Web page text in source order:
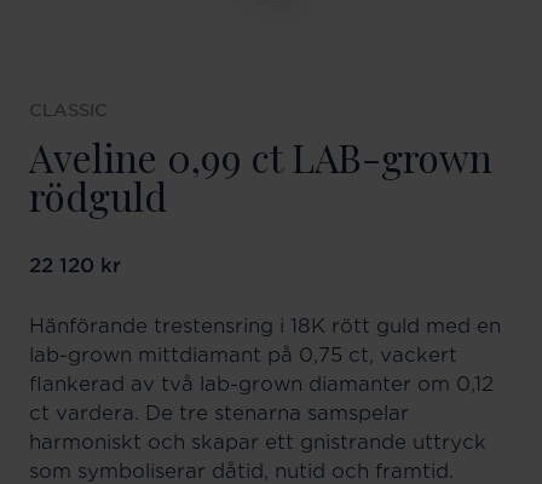
CLASSIC
Aveline 0,99 ct LAB-grown
rödguld
Pris:22 120 kr
22 120 kr
Hänförande trestensring i 18K rött guld med en
lab-grown mittdiamant på 0,75 ct, vackert
flankerad av två lab-grown diamanter om 0,12
ct vardera. De tre stenarna samspelar
harmoniskt och skapar ett gnistrande uttryck
som symboliserar dåtid, nutid och framtid.